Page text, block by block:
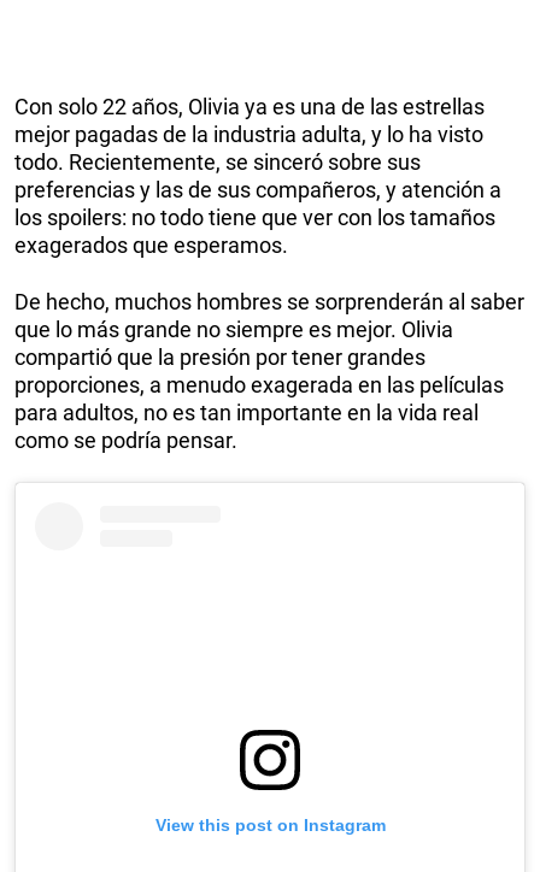
Con solo 22 años, Olivia ya es una de las estrellas
mejor pagadas de la industria adulta, y lo ha visto
todo. Recientemente, se sinceró sobre sus
preferencias y las de sus compañeros, y atención a
los spoilers: no todo tiene que ver con los tamaños
exagerados que esperamos.
De hecho, muchos hombres se sorprenderán al saber
que lo más grande no siempre es mejor. Olivia
compartió que la presión por tener grandes
proporciones, a menudo exagerada en las películas
para adultos, no es tan importante en la vida real
como se podría pensar.
View this post on Instagram